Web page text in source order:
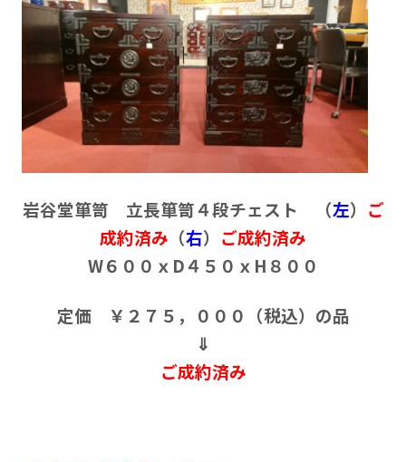
岩谷堂箪笥 立長箪笥４段チェスト （左） ご
成約済み （右） ご成約済み
W６００ｘD４５０ｘH８００
定価 ￥２７５，０００（税込）の品
⇓
ご成約済み